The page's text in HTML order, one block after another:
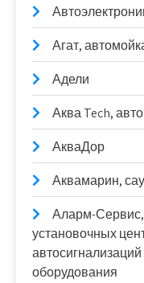
Агат,
Адели
Аква Tech,
АкваДор
Аквамарин,
Аларм-Сервис,
установочных
оборудования